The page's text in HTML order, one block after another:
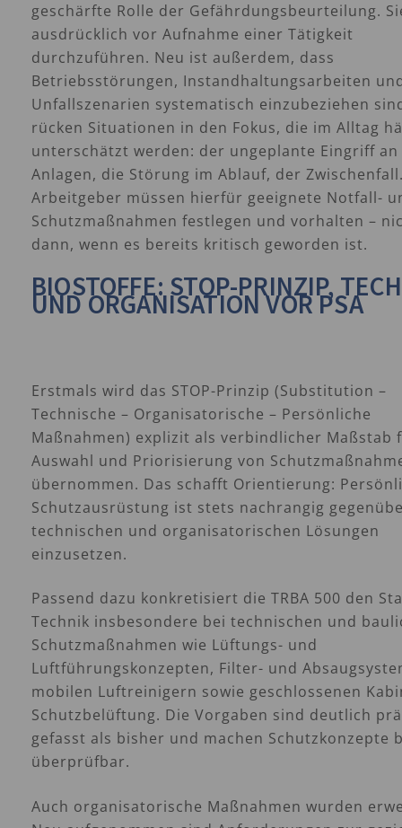
geschärfte Rolle der Gefährdungsbeurteilung.
ausdrücklich vor Aufnahme einer Tätigkeit
durchzuführen. Neu ist außerdem, dass
Betriebsstörungen, Instandhaltungsarbeiten
Unfallszenarien systematisch einzubeziehen
rücken Situationen in den Fokus, die im Alltag
unterschätzt werden: der ungeplante Eingriff an
Anlagen, die Störung im Ablauf, der
Arbeitgeber müssen hierfür geeignete Notfall-
Schutzmaßnahmen festlegen und vorhalten –
dann, wenn es bereits kritisch geworden ist.
BIOSTOFFE: STOP-PRINZIP,
UND ORGANISATION VOR PSA
Erstmals wird das STOP-Prinzip (Substitution –
Technische – Organisatorische – Persönliche
Maßnahmen) explizit als verbindlicher Maßstab
Auswahl und Priorisierung von
übernommen. Das schafft Orientierung:
Schutzausrüstung ist stets nachrangig
technischen und organisatorischen Lösungen
einzusetzen.
Passend dazu konkretisiert die TRBA 500 den
Technik insbesondere bei technischen und
Schutzmaßnahmen wie Lüftungs- und
Luftführungskonzepten, Filter- und
mobilen Luftreinigern sowie geschlossenen
Schutzbelüftung. Die Vorgaben sind deutlich
gefasst als bisher und machen Schutzkonzepte
überprüfbar.
Auch organisatorische Maßnahmen wurden